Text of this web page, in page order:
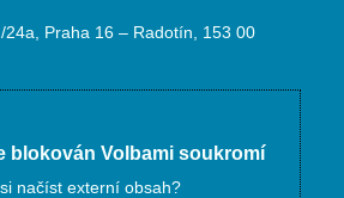
24a, Praha 16 – Radotín, 153 00
blokován Volbami soukromí
načíst externí obsah?